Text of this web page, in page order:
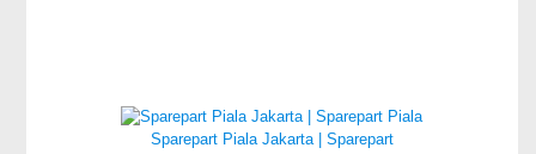
Sparepart Piala Jakarta | Sparepart